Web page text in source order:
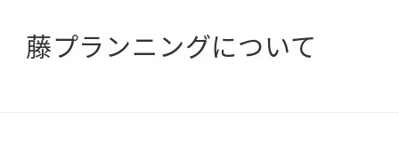
藤プランニングについて